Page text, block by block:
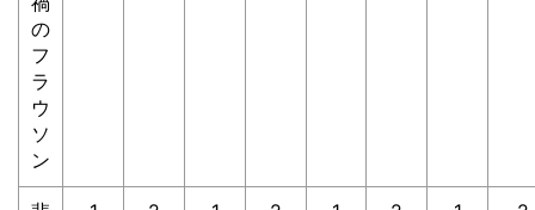
の
フ
ラ
ウ
ソ
ン